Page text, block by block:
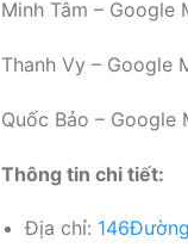
Minh Tâm –
Thanh Vy – Google
Quốc Bảo –
Thông tin chi tiết:
Địa chỉ: